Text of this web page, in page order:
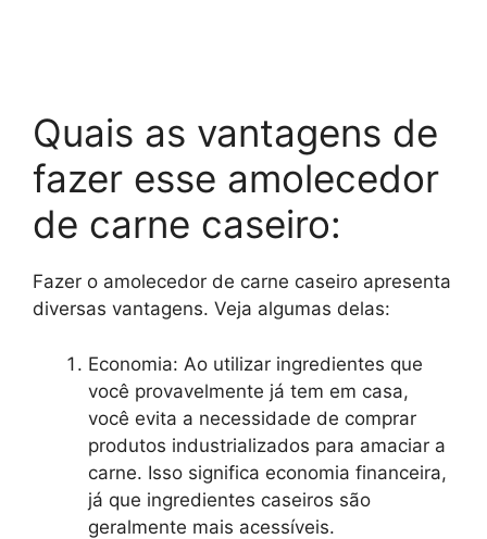
Quais as vantagens de
fazer esse amolecedor
de carne caseiro:
Fazer o amolecedor de carne caseiro apresenta
diversas vantagens. Veja algumas delas:
Economia: Ao utilizar ingredientes que
você provavelmente já tem em casa,
você evita a necessidade de comprar
produtos industrializados para amaciar a
carne. Isso significa economia financeira,
já que ingredientes caseiros são
geralmente mais acessíveis.